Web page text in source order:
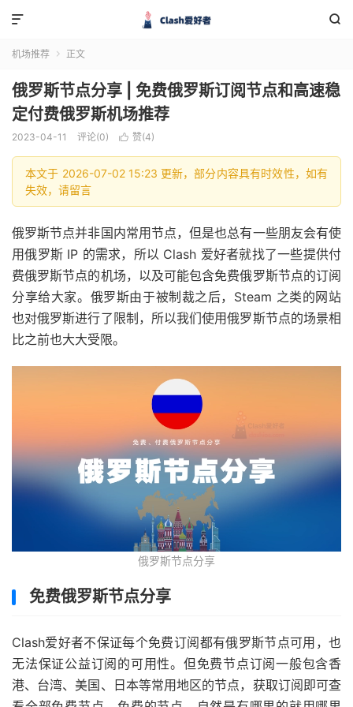


机场推荐  正文
俄罗斯节点分享 | 免费俄罗斯订阅节点和高速稳
定付费俄罗斯机场推荐
2023-04-11 评论(0)  赞(4)
本文于 2026-07-02 15:23 更新，部分内容具有时效性，如有
失效，请留言
俄罗斯节点并非国内常用节点，但是也总有一些朋友会有使
用俄罗斯 IP 的需求，所以 Clash 爱好者就找了一些提供付
费俄罗斯节点的机场，以及可能包含免费俄罗斯节点的订阅
分享给大家。俄罗斯由于被制裁之后，Steam 之类的网站
也对俄罗斯进行了限制，所以我们使用俄罗斯节点的场景相
比之前也大大受限。
俄罗斯节点分享
免费俄罗斯节点分享
Clash爱好者不保证每个免费订阅都有俄罗斯节点可用，也
无法保证公益订阅的可用性。但免费节点订阅一般包含香
港、台湾、美国、日本等常用地区的节点，获取订阅即可查